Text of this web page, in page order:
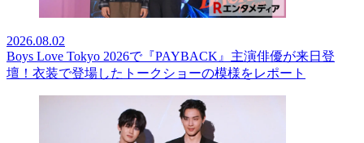
2026.08.02
Boys Love Tokyo 2026で『PAYBACK』主演俳優が来日登
壇！衣装で登場したトークショーの模様をレポート